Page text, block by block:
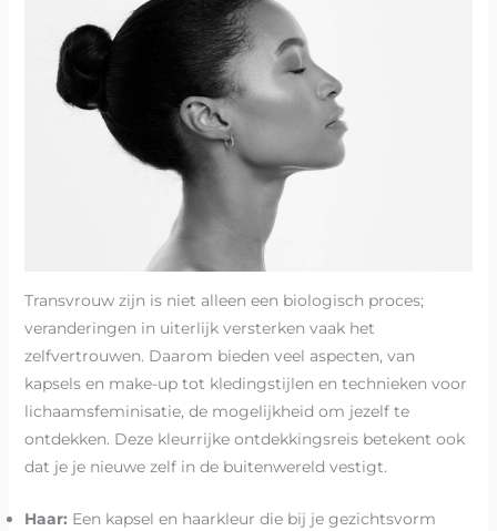
Transvrouw zijn is niet alleen een biologisch proces;
veranderingen in uiterlijk versterken vaak het
zelfvertrouwen. Daarom bieden veel aspecten, van
kapsels en make-up tot kledingstijlen en technieken voor
lichaamsfeminisatie, de mogelijkheid om jezelf te
ontdekken. Deze kleurrijke ontdekkingsreis betekent ook
dat je je nieuwe zelf in de buitenwereld vestigt.
Haar: Een kapsel en haarkleur die bij je gezichtsvorm